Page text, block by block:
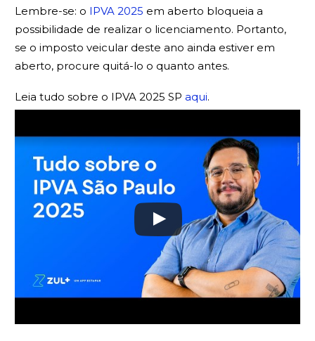
Lembre-se: o IPVA 2025 em aberto bloqueia a
possibilidade de realizar o licenciamento. Portanto,
se o imposto veicular deste ano ainda estiver em
aberto, procure quitá-lo o quanto antes.
Leia tudo sobre o IPVA 2025 SP aqui.